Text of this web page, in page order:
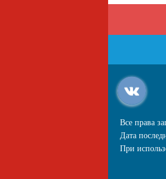
Все права
Дата
При